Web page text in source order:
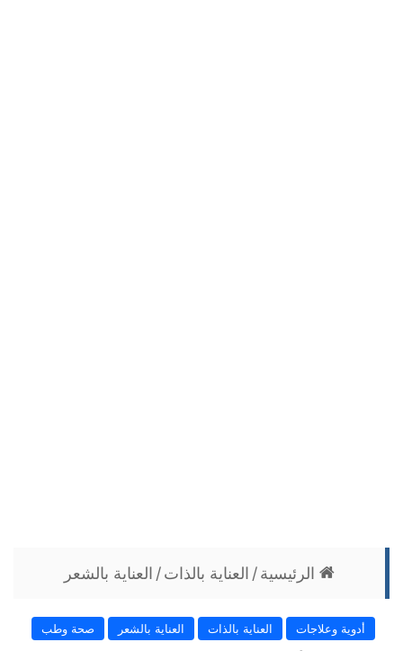
الرئيسية/ العناية بالذات/ العناية بالشعر
أدوية وعلاجات العناية بالذات العناية بالشعر صحة وطب